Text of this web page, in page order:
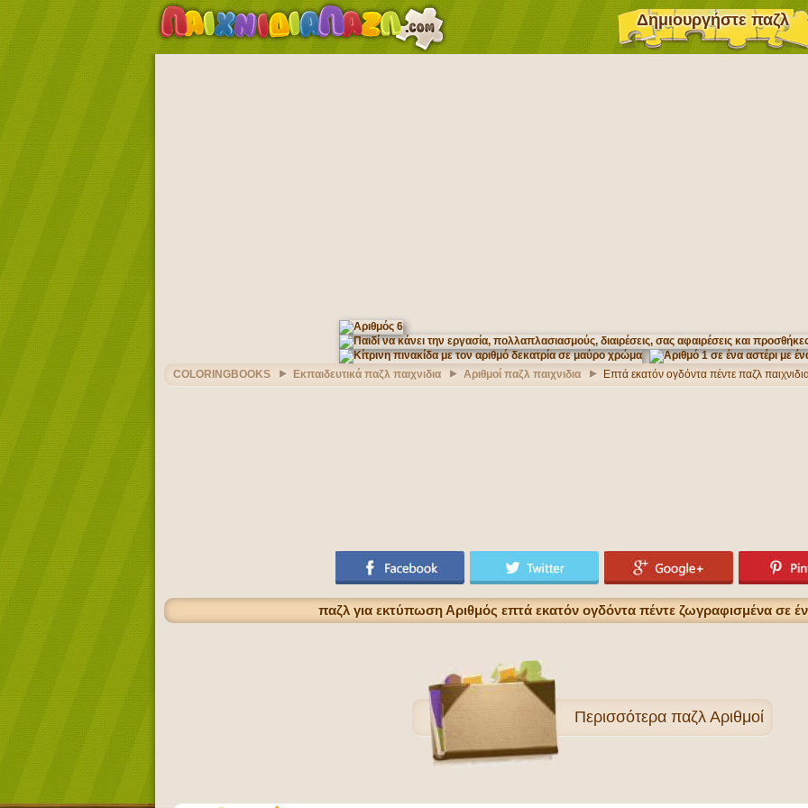
Δημιουργήστε παζλ
COLORINGBOOKS Εκπαιδευτικά παζλ παιχνιδια Αριθμοί παζλ παιχνιδια Επτά εκατόν ογδόντα πέντε παζλ
παζλ για εκτύπωση Αριθμός επτά εκατόν ογδόντα πέντε ζωγραφισμένα σε
Περισσότερα παζλ Αριθμοί